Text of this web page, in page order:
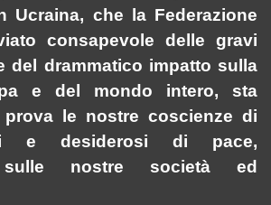
Ucraina, che la Federazione
consapevole delle gravi
del drammatico impatto sulla
e del mondo intero, sta
prova le nostre coscienze di
e desiderosi di pace,
sulle nostre società ed